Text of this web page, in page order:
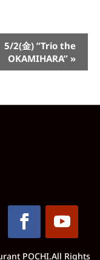
5/2(金) ”Trio the
OKAMIHARA” »
POCHI.All Rights